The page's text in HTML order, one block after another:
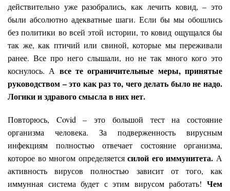
действительно уже разобрались, как лечить ковид, – это
были абсолютно адекватные шаги. Если бы мы обошлись
без политики во всей этой истории, то ковид ощущался бы
так же, как птичий или свиной, которые мы переживали
ранее. Все про него слышали, но не так много кого это
коснулось. А все те ограничительные меры, принятые
руководством – это как раз то, чего делать было не надо.
Логики и здравого смысла в них нет.
Повторюсь, Covid – это большой тест на состояние
организма человека. За подверженность вирусным
инфекциям полностью отвечает состояние организма,
которое во многом определяетсясилой его иммунитета. А
активность вирусов полностью зависит от того, как
иммунная система будет с этим вирусом работать! Чем